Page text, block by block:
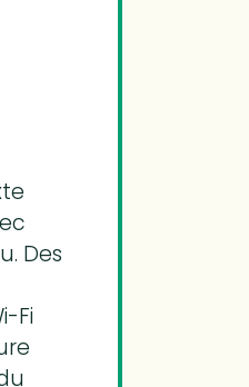
Des
Fi